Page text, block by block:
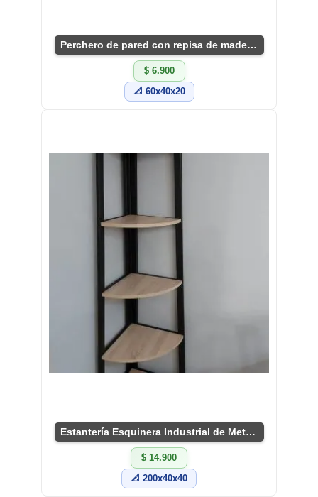
Perchero de pared con repisa de madera y metal
$ 6.900
📐 60x40x20
Estantería Esquinera Industrial de Metal y Madera
$ 14.900
📐 200x40x40